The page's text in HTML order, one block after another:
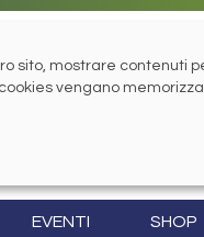
EVENTI SHOP
mostrare contenuti
vengano